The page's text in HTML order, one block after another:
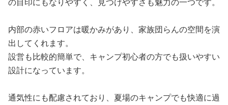
内部の赤いフロアは暖かみがあり、家族団らんの空間を演
出してくれます。
設営も比較的簡単で、キャンプ初心者の方でも扱いやすい
設計になっています。
通気性にも配慮されており、夏場のキャンプでも快適に過